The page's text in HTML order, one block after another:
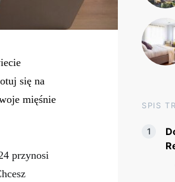
się na
mięśnie
przynosi
SPIS